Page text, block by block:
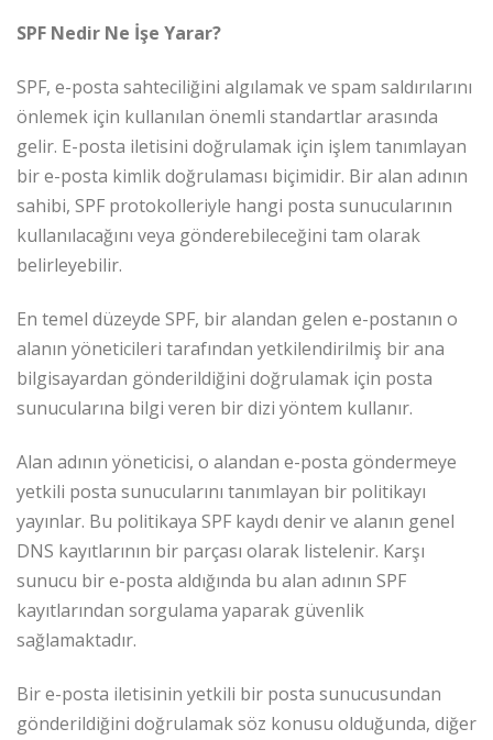
SPF Nedir Ne İşe Yarar?
SPF, e-posta sahteciliğini algılamak ve spam saldırılarını
önlemek için kullanılan önemli standartlar arasında
gelir. E-posta iletisini doğrulamak için işlem tanımlayan
bir e-posta kimlik doğrulaması biçimidir. Bir alan adının
sahibi, SPF protokolleriyle hangi posta sunucularının
kullanılacağını veya gönderebileceğini tam olarak
belirleyebilir.
En temel düzeyde SPF, bir alandan gelen e-postanın o
alanın yöneticileri tarafından yetkilendirilmiş bir ana
bilgisayardan gönderildiğini doğrulamak için posta
sunucularına bilgi veren bir dizi yöntem kullanır.
Alan adının yöneticisi, o alandan e-posta göndermeye
yetkili posta sunucularını tanımlayan bir politikayı
yayınlar. Bu politikaya SPF kaydı denir ve alanın genel
DNS kayıtlarının bir parçası olarak listelenir. Karşı
sunucu bir e-posta aldığında bu alan adının SPF
kayıtlarından sorgulama yaparak güvenlik
sağlamaktadır.
Bir e-posta iletisinin yetkili bir posta sunucusundan
gönderildiğini doğrulamak söz konusu olduğunda, diğer